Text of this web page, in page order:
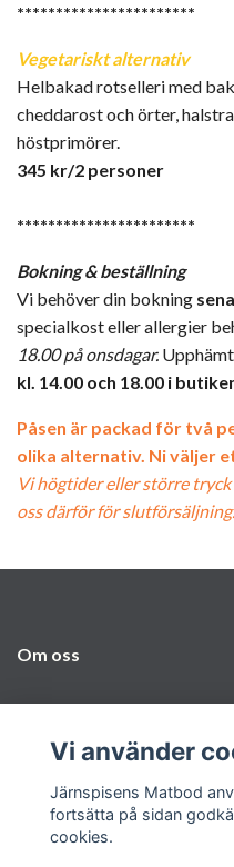
***********************
Vegetariskt alternativ
Helbakad rotsellerimed
cheddarost och örter,
höstprimörer.
345 kr/2 personer
***********************
Bokning & beställning
Vi behöver din bokning
specialkost eller allergier
18.00 på onsdagar.
kl. 14.00 och 18.00 i
Påsen är packad för två
olika alternativ. Ni väljer
Vi högtider eller större
oss därför för slutförsäljning.
Om oss
Sociala medier
Vi använder
Järnspisens Matbod
fortsätta på sidan
cookies.